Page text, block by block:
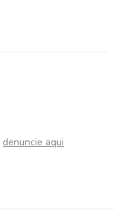
denuncie aqui